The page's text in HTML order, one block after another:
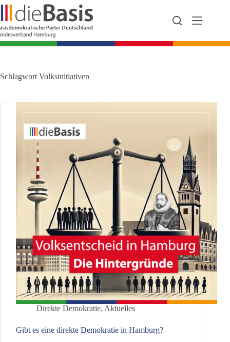
Zum
Inhalt
springen
Schlagwort Volksinitiativen
Direkte Demokratie, Aktuelles
Gibt es eine direkte Demokratie in Hamburg?